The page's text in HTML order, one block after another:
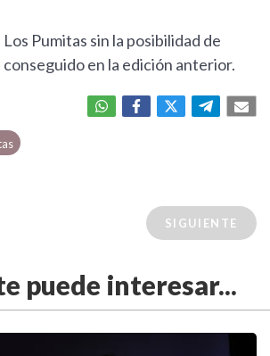
Pumitas sin la posibilidad de
en la edición anterior.
SIGUIENTE
puede interesar...